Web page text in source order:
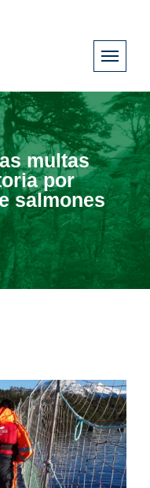
multas
por
salmones